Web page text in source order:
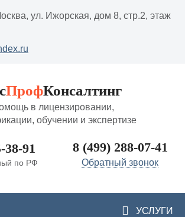
ул. Ижорская, дом 8, стр.2, этаж
ПрофКонсалтинг
в лицензировании,
обучении и экспертизе
38-91
по РФ
8 (499) 288-07-41
Обратный звонок
УСЛУГИ